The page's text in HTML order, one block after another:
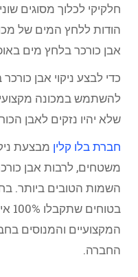
חלקיקי לכלוך מסוגים
הודות ללחץ המים של
אבן כורכר בלחץ מים
כדי לבצע ניקוי אבן
להשתמש במכונה
שלא יהיו נזקים לאבן
חברת בלו קלין מבצעת
משטחים, לרבות אבן
השמות הטובים ביותר.
המקצועיים והמנוסים
החברה.